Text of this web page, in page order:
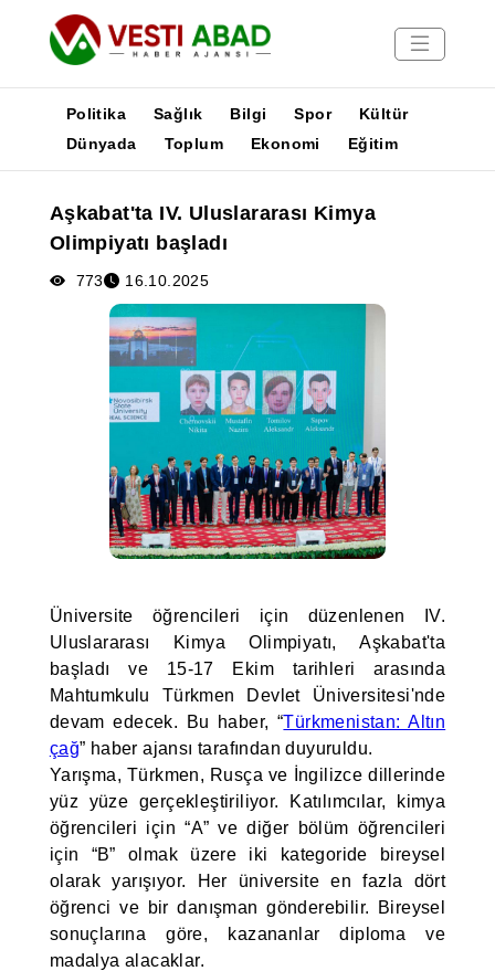
Yayınlar
Medya
Poster
Politika Sağlık Bilgi Spor
Kültür
Dünyada
Toplum Ekonomi Eğitim
Aşkabat'ta IV. Uluslararası Kimya
Olimpiyatı başladı
773 16.10.2025
Üniversite öğrencileri için düzenlenen IV.
Uluslararası Kimya Olimpiyatı, Aşkabat'ta
başladı ve 15-17 Ekim tarihleri arasında
Mahtumkulu Türkmen Devlet Üniversitesi'nde
devam edecek. Bu haber, “Türkmenistan: Altın
çağ” haber ajansı tarafından duyuruldu.
Yarışma, Türkmen, Rusça ve İngilizce dillerinde
yüz yüze gerçekleştiriliyor. Katılımcılar, kimya
öğrencileri için “A” ve diğer bölüm öğrencileri
için “B” olmak üzere iki kategoride bireysel
olarak yarışıyor. Her üniversite en fazla dört
öğrenci ve bir danışman gönderebilir. Bireysel
sonuçlarına göre, kazananlar diploma ve
madalya alacaklar.